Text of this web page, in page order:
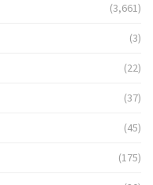
(3,661)
(3)
(22)
(37)
(45)
(175)